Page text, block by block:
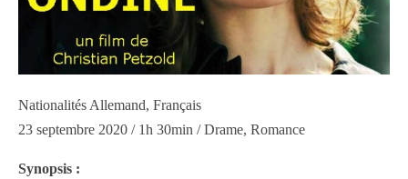
Nationalités Allemand, Français
23 septembre 2020 / 1h 30min / Drame, Romance
Synopsis :